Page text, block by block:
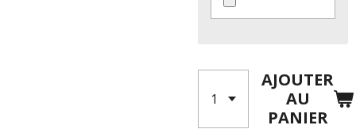
AJOUTER
AU
PANIER